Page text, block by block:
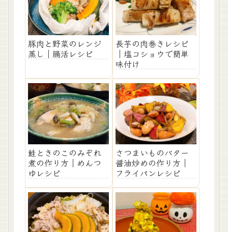
豚肉と野菜のレンジ
蒸し｜腸活レシピ
長芋の肉巻きレシピ
｜塩コショウで簡単
味付け
鮭ときのこのみぞれ
煮の作り方｜めんつ
ゆレシピ
さつまいものバター
醤油炒めの作り方｜
フライパンレシピ